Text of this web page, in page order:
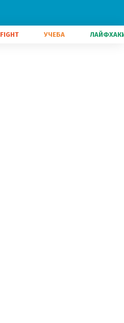
FIGHT УЧЕБА